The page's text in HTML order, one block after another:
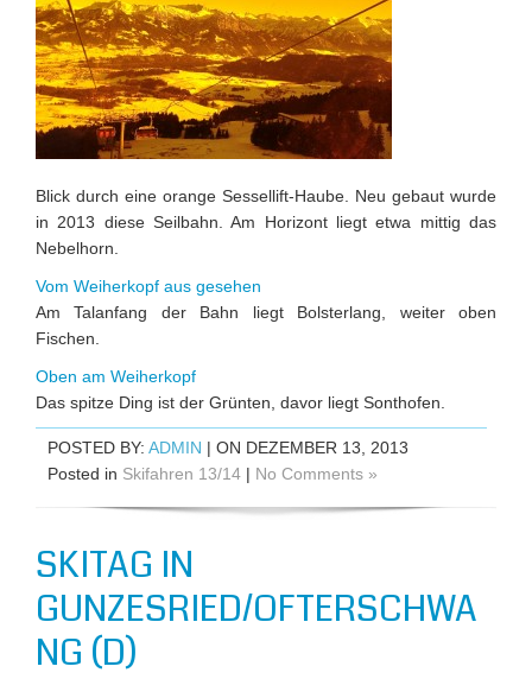
Blick durch eine orange Sessellift-Haube. Neu gebaut wurde
in 2013 diese Seilbahn. Am Horizont liegt etwa mittig das
Nebelhorn.
Vom Weiherkopf aus gesehen
Am Talanfang der Bahn liegt Bolsterlang, weiter oben
Fischen.
Oben am Weiherkopf
Das spitze Ding ist der Grünten, davor liegt Sonthofen.
POSTED BY: ADMIN | ON DEZEMBER 13, 2013
Posted in Skifahren 13/14 | No Comments »
SKITAG IN
GUNZESRIED/OFTERSCHWA
NG (D)